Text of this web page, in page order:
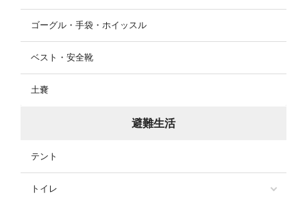
ゴーグル・手袋・ホイッスル
ベスト・安全靴
土嚢
避難生活
テント
トイレ